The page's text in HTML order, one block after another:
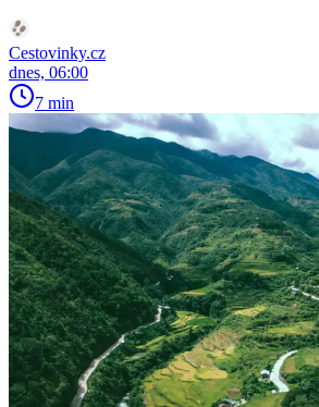
Cestovinky.cz
dnes, 06:00
7 min